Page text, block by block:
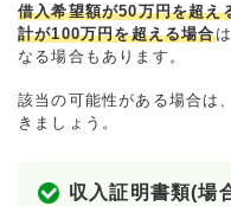
借入希望額が50万円を超え
計が100万円を超える場合
なる場合もあります。
該当の可能性がある場合は
きましょう。
収入証明書類(場